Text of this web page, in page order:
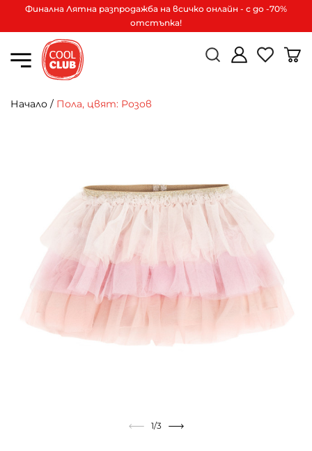
Финална Лятна разпродажба на всичко онлайн - с до -70%
отстъпка!
Начало / Пола, цвят: Розов
1/3